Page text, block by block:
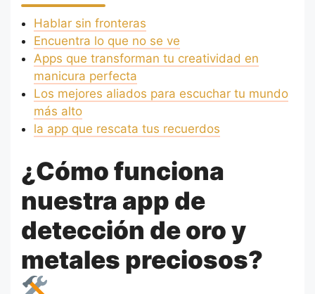
Hablar sin fronteras
Encuentra lo que no se ve
Apps que transforman tu creatividad en
manicura perfecta
Los mejores aliados para escuchar tu mundo
más alto
la app que rescata tus recuerdos
¿Cómo funciona
nuestra app de
detección de oro y
metales preciosos?